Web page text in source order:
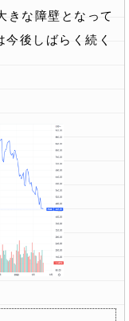
きな障壁となって
後しばらく続く